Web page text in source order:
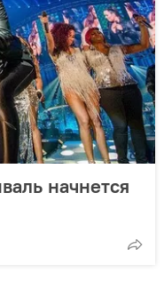
начнется